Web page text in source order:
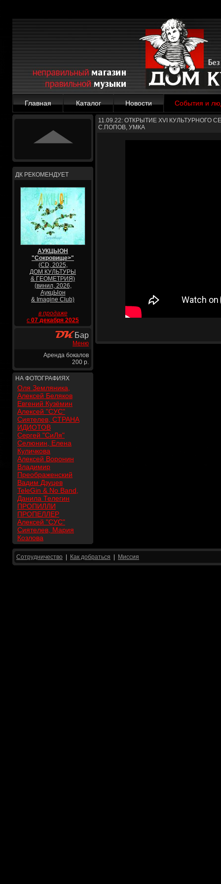
Главная Каталог Новости События и
ДК РЕКОМЕНДУЕТ
АУКЦЫОН
"Сокровище>"
(CD, 2025,
ДОМ КУЛЬТУРЫ
& ГЕОМЕТРИЯ)
(винил, 2026,
АукцЫон
& Imagine Club)
в продаже
с 07 декабря 2025
Бар
Меню
Аренда бокалов
200 р.
НА ФОТОГРАФИЯХ
Оля Земляника,
Алексей Беляков
Евгений Кузёмин
Алексей "СУС"
Сиятелев, СТРАНА
ИДИОТОВ
Сергей "СиЛя"
Селюнин, Елена
Куличкова
Алексей Воронин
Владимир
Преображенский
Вадим Дзуцев
TeleGin & No Band,
Данила Телегин
ПРОПИЛЛИ
ПРОПЕЛЛЕР
Алексей "СУС"
Сиятелев, Мария
Козлова
11.09.22: ОТКРЫТИЕ XVI КУЛЬТУРНОГО
С.ПОПОВ, УМКА
Сотрудничество Как добраться Миссия